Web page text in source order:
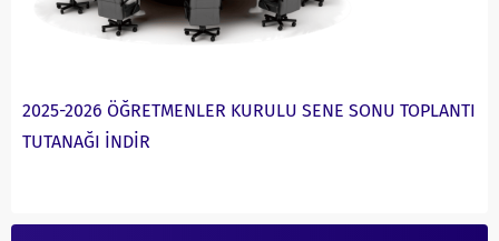
2025-2026 ÖĞRETMENLER KURULU SENE SONU TOPLANTI
TUTANAĞI İNDİR